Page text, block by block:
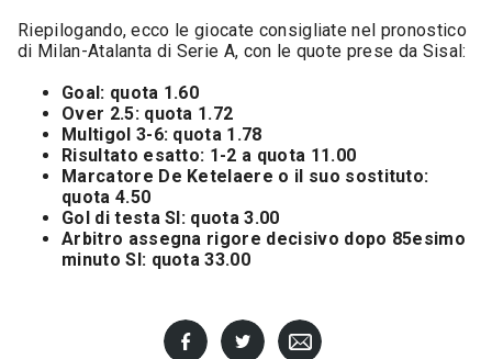
Riepilogando, ecco le giocate consigliate nel pronostico
di Milan-Atalanta di Serie A, con le quote prese da Sisal:
Goal: quota 1.60
Over 2.5: quota 1.72
Multigol 3-6: quota 1.78
Risultato esatto: 1-2 a quota 11.00
Marcatore De Ketelaere o il suo sostituto:
quota 4.50
Gol di testa SI: quota 3.00
Arbitro assegna rigore decisivo dopo 85esimo
minuto SI: quota 33.00